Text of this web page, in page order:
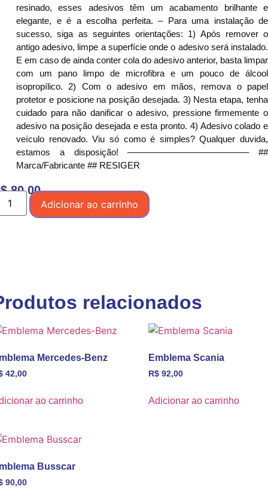
resinado, esses adesivos têm um acabamento brilhante e
elegante, e é a escolha perfeita. – Para uma instalação de
sucesso, siga as seguintes orientações: 1) Após remover o
antigo adesivo, limpe a superfície onde o adesivo será instalado.
E em caso de ainda conter cola do adesivo anterior, basta limpar
com um pano limpo de microfibra e um pouco de álcool
isopropílico. 2) Com o adesivo em mãos, remova o papel
protetor e posicione na posição desejada. 3) Nesta etapa, tenha
cuidado para não danificar o adesivo, pressione firmemente o
adesivo na posição desejada e esta pronto. 4) Adesivo colado e
veículo renovado. Viu só como é simples? Qualquer duvida,
estamos a disposição! —————————————– ##
Marca/Fabricante ## RESIGER
80,00
Adicionar ao carrinho
relacionados
Mercedes-Benz
42,00
ao carrinho
Emblema Scania
R$92,00
Adicionar ao carrinho
Busscar
90,00